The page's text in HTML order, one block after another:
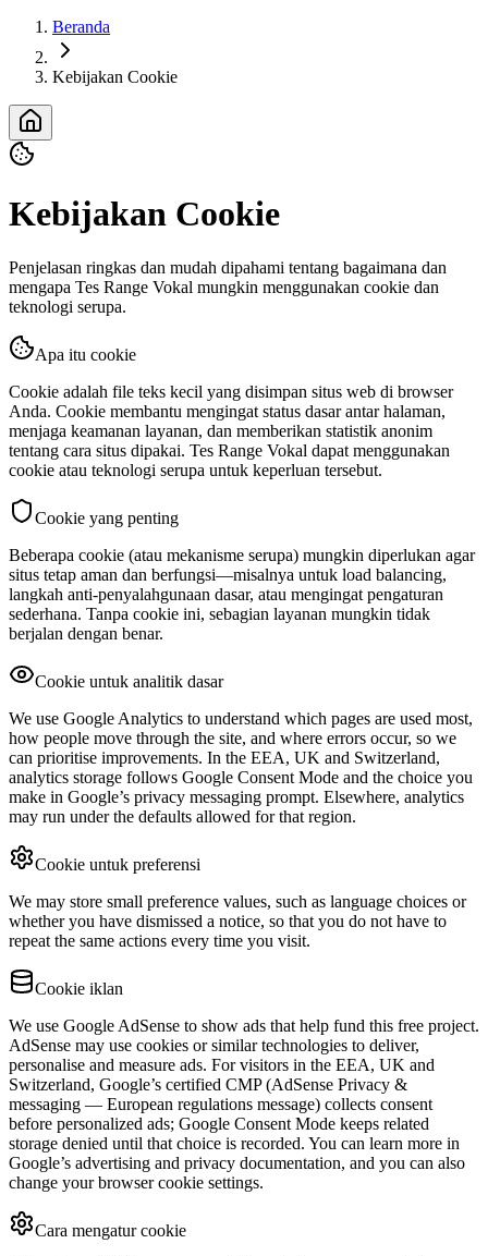
Beranda
Kebijakan Cookie
Kebijakan Cookie
Penjelasan ringkas dan mudah dipahami tentang bagaimana dan
mengapa Tes Range Vokal mungkin menggunakan cookie dan
teknologi serupa.
Apa itu cookie
Cookie adalah file teks kecil yang disimpan situs web di browser
Anda. Cookie membantu mengingat status dasar antar halaman,
menjaga keamanan layanan, dan memberikan statistik anonim
tentang cara situs dipakai. Tes Range Vokal dapat menggunakan
cookie atau teknologi serupa untuk keperluan tersebut.
Cookie yang penting
Beberapa cookie (atau mekanisme serupa) mungkin diperlukan agar
situs tetap aman dan berfungsi—misalnya untuk load balancing,
langkah anti-penyalahgunaan dasar, atau mengingat pengaturan
sederhana. Tanpa cookie ini, sebagian layanan mungkin tidak
berjalan dengan benar.
Cookie untuk analitik dasar
We use Google Analytics to understand which pages are used most,
how people move through the site, and where errors occur, so we
can prioritise improvements. In the EEA, UK and Switzerland,
analytics storage follows Google Consent Mode and the choice you
make in Google’s privacy messaging prompt. Elsewhere, analytics
may run under the defaults allowed for that region.
Cookie untuk preferensi
We may store small preference values, such as language choices or
whether you have dismissed a notice, so that you do not have to
repeat the same actions every time you visit.
Cookie iklan
We use Google AdSense to show ads that help fund this free project.
AdSense may use cookies or similar technologies to deliver,
personalise and measure ads. For visitors in the EEA, UK and
Switzerland, Google’s certified CMP (AdSense Privacy &
messaging — European regulations message) collects consent
before personalized ads; Google Consent Mode keeps related
storage denied until that choice is recorded. You can learn more in
Google’s advertising and privacy documentation, and you can also
change your browser cookie settings.
Cara mengatur cookie